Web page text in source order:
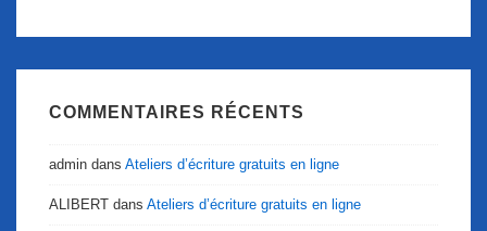
COMMENTAIRES RÉCENTS
admin dans Ateliers d’écriture gratuits en ligne
ALIBERT dans Ateliers d’écriture gratuits en ligne